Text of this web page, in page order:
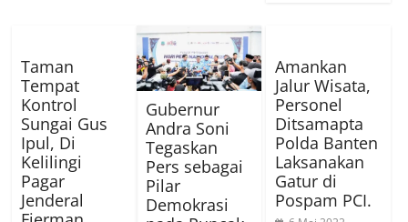
Taman
Tempat
Kontrol
Sungai Gus
Ipul, Di
Kelilingi
Pagar
Jenderal
Gubernur
Andra Soni
Tegaskan
Pers sebagai
Pilar
Demokrasi
Amankan
Jalur Wisata,
Personel
Ditsamapta
Polda Banten
Laksanakan
Gatur di
Pospam PCI.